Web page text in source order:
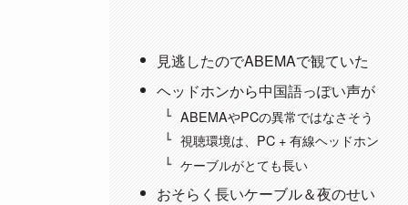
見逃したのでABEMAで観ていた
ヘッドホンから中国語っぽい声が
ABEMAやPCの異常ではなさそう
視聴環境は、PC + 有線ヘッドホン
ケーブルがとても長い
おそらく長いケーブル＆夜のせい